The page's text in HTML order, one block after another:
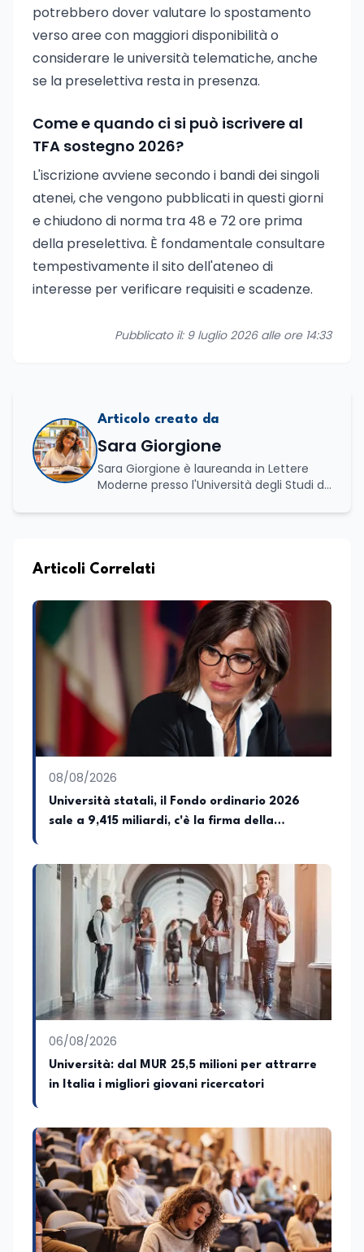
potrebbero dover valutare lo spostamento
verso aree con maggiori disponibilità o
considerare le università telematiche, anche
se la preselettiva resta in presenza.
Come e quando ci si può iscrivere al
TFA sostegno 2026?
L'iscrizione avviene secondo i bandi dei singoli
atenei, che vengono pubblicati in questi giorni
e chiudono di norma tra 48 e 72 ore prima
della preselettiva. È fondamentale consultare
tempestivamente il sito dell'ateneo di
interesse per verificare requisiti e scadenze.
Pubblicato il: 9 luglio 2026 alle ore 14:33
Articolo creato da
Sara Giorgione
Sara Giorgione è laureanda in Lettere
Moderne presso l'Università degli Studi di
settore editoriale, occupandosi di attività
moderatrice in eventi letterari, curando il
conduzione di incontri culturali. Grazie al
proprio percorso formativo e
professionale ha sviluppato solide
competenze nella comunicazione, nella
scrittura e nell'organizzazione di iniziative
culturali. Su Edunews24 si occupa della
cura di contenuti e approfondimenti
dedicati al mondo della cultura,
dell'attualità e della formazione. È
ideatrice e curatrice della rassegna
letteraria “Storie da Tè”, progetto nato
con l'obiettivo di promuovere la lettura e
favorire il confronto tra autori, opere e
pubblico attraverso incontri e dialoghi
dedicati alla letteratura contemporanea.
Articoli Correlati
08/08/2026
Università statali, il Fondo ordinario 2026
sale a 9,415 miliardi, c'è la firma della
06/08/2026
Università: dal MUR 25,5 milioni per attrarre
in Italia i migliori giovani ricercatori